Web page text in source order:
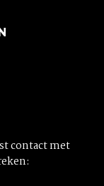
contact met